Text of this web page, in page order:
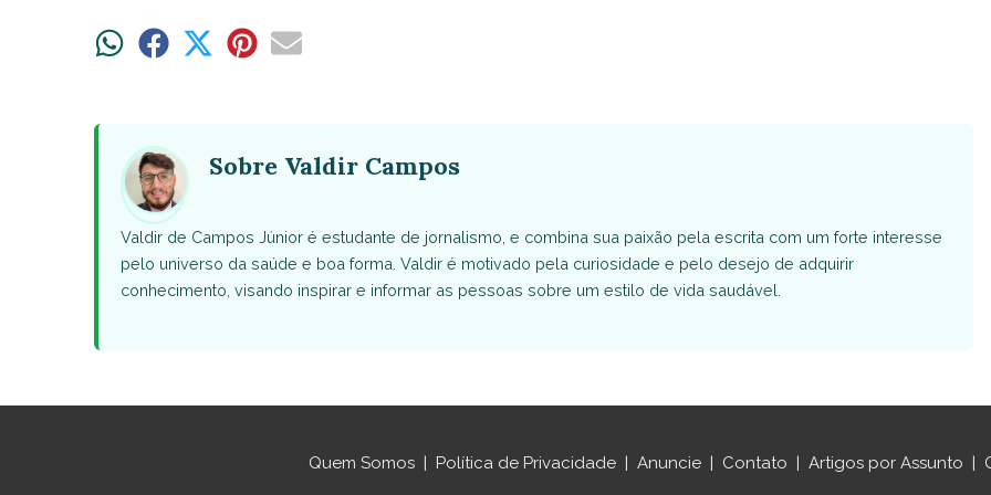
ShareShare ShareShareShare
Sobre Valdir Campos
Valdir de Campos Júnior é estudante de jornalismo, e combina sua paixão pela escrita com um forte interesse
pelo universo da saúde e boa forma. Valdir é motivado pela curiosidade e pelo desejo de adquirir
conhecimento, visando inspirar e informar as pessoas sobre um estilo de vida saudável.
Quem Somos| Política de Privacidade| Anuncie| Contato | Artigos por Assunto |